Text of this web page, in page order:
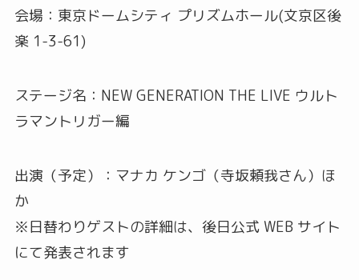
会場：東京ドームシティ プリズムホール(文京区後
楽 1-3-61)
ステージ名：NEW GENERATION THE LIVE ウルト
ラマントリガー編
出演（予定）：マナカ ケンゴ（寺坂頼我さん）ほ
か
※日替わりゲストの詳細は、後日公式 WEB サイト
にて発表されます